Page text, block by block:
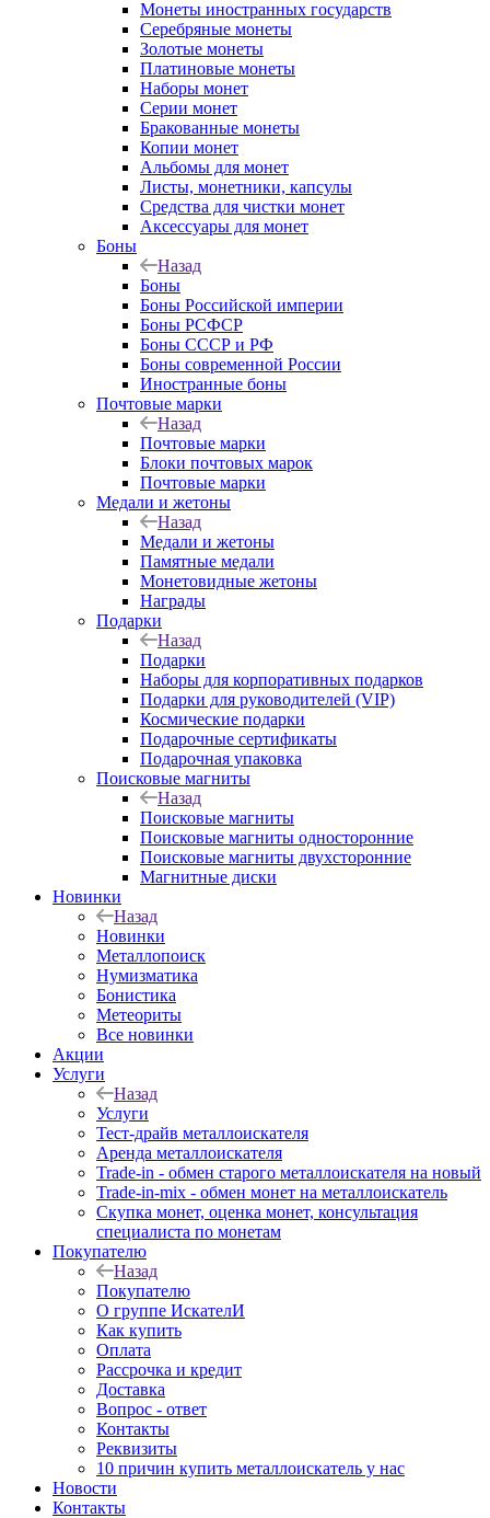
Монеты иностранных государств
Серебряные монеты
Золотые монеты
Платиновые монеты
Наборы монет
Серии монет
Бракованные монеты
Копии монет
Альбомы для монет
Листы, монетники, капсулы
Средства для чистки монет
Аксессуары для монет
Боны
Назад
Боны
Боны Российской империи
Боны РСФСР
Боны СССР и РФ
Боны современной России
Иностранные боны
Почтовые марки
Назад
Почтовые марки
Блоки почтовых марок
Почтовые марки
Медали и жетоны
Назад
Медали и жетоны
Памятные медали
Монетовидные жетоны
Награды
Подарки
Назад
Подарки
Наборы для корпоративных подарков
Подарки для руководителей (VIP)
Космические подарки
Подарочные сертификаты
Подарочная упаковка
Поисковые магниты
Назад
Поисковые магниты
Поисковые магниты односторонние
Поисковые магниты двухсторонние
Магнитные диски
Новинки
Назад
Новинки
Металлопоиск
Нумизматика
Бонистика
Метеориты
Все новинки
Акции
Услуги
Назад
Услуги
Тест-драйв металлоискателя
Аренда металлоискателя
Trade-in - обмен старого металлоискателя на новый
Trade-in-mix - обмен монет на металлоискатель
Скупка монет, оценка монет, консультация
специалиста по монетам
Покупателю
Назад
Покупателю
О группе ИскателИ
Как купить
Оплата
Рассрочка и кредит
Доставка
Вопрос - ответ
Контакты
Реквизиты
10 причин купить металлоискатель у нас
Новости
Контакты